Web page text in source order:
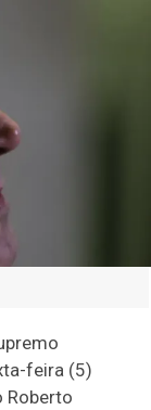
feira (5)
Roberto